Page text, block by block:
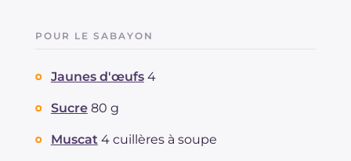
POUR LE SABAYON
Jaunes d'œufs 4
Sucre 80 g
Muscat 4 cuillères à soupe